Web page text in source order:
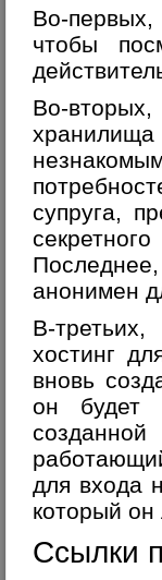
Во-первых,
чтобы
Во-вторых,
супруга,
анонимен
В-третьих,
хостинг
вновь
он будет
для входа
который он
Ссылки